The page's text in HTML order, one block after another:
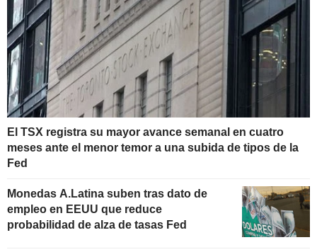
El TSX registra su mayor avance semanal en cuatro
meses ante el menor temor a una subida de tipos de la
Fed
Monedas A.Latina suben tras dato de
empleo en EEUU que reduce
probabilidad de alza de tasas Fed